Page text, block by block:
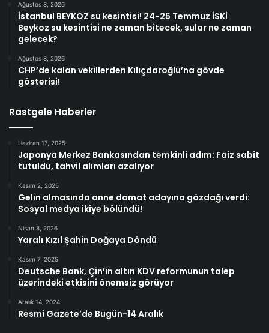
Ağustos 8, 2026
İstanbul BEYKOZ su kesintisi! 24-25 Temmuz İSKİ
Beykoz su kesintisi ne zaman bitecek, sular ne zaman
gelecek?
Ağustos 8, 2026
CHP’de kalan vekillerden Kılıçdaroğlu’na gövde
gösterisi!
Rastgele Haberler
Haziran 17, 2025
Japonya Merkez Bankasından temkinli adım: Faiz sabit
tutuldu, tahvil alımları azalıyor
Kasım 2, 2025
Gelin almasında anne damat adayına gözdağı verdi:
Sosyal medya ikiye bölündü!
Nisan 8, 2026
Yaralı Kızıl Şahin Doğaya Döndü
Kasım 7, 2025
Deutsche Bank, Çin’in altın KDV reformunun talep
üzerindeki etkisini önemsiz görüyor
Aralık 14, 2024
Resmi Gazete’de Bugün-14 Aralık